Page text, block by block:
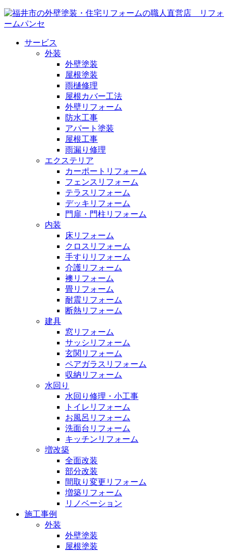
サービス
外装
外壁塗装
屋根塗装
雨樋修理
屋根カバー工法
外壁リフォーム
防水工事
アパート塗装
屋根工事
雨漏り修理
エクステリア
カーポートリフォーム
フェンスリフォーム
テラスリフォーム
デッキリフォーム
門扉・門柱リフォーム
内装
床リフォーム
クロスリフォーム
手すりリフォーム
介護リフォーム
襖リフォーム
畳リフォーム
耐震リフォーム
断熱リフォーム
建具
窓リフォーム
サッシリフォーム
玄関リフォーム
ペアガラスリフォーム
収納リフォーム
水回り
水回り修理・小工事
トイレリフォーム
お風呂リフォーム
洗面台リフォーム
キッチンリフォーム
増改築
全面改装
部分改装
間取り変更リフォーム
増築リフォーム
リノベーション
施工事例
外装
外壁塗装
屋根塗装